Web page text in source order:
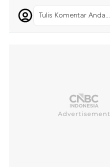
Tulis Komentar Anda...